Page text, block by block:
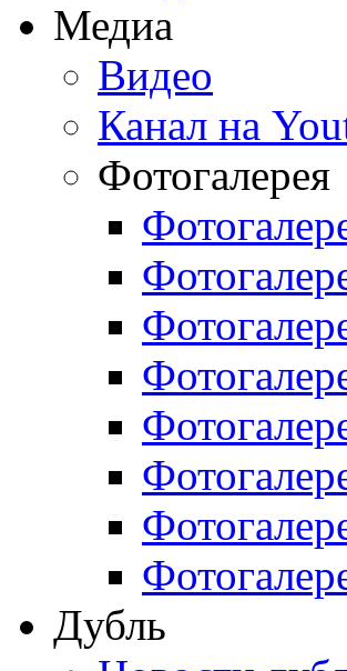
Медиа
Видео
Канал на
Фотогалерея
Дубль